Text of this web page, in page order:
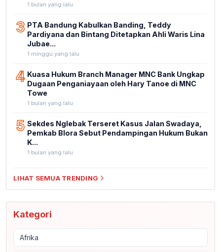
1 bulan yang lalu
3 PTA Bandung Kabulkan Banding, Teddy
Pardiyana dan Bintang Ditetapkan Ahli Waris Lina
Jubae...
1 minggu yang lalu
4 Kuasa Hukum Branch Manager MNC Bank Ungkap
Dugaan Penganiayaan oleh Hary Tanoe di MNC
Towe
1 bulan yang lalu
5 Sekdes Nglebak Terseret Kasus Jalan Swadaya,
Pemkab Blora Sebut Pendampingan Hukum Bukan
K...
1 bulan yang lalu
LIHAT SEMUA TRENDING
Kategori
Afrika